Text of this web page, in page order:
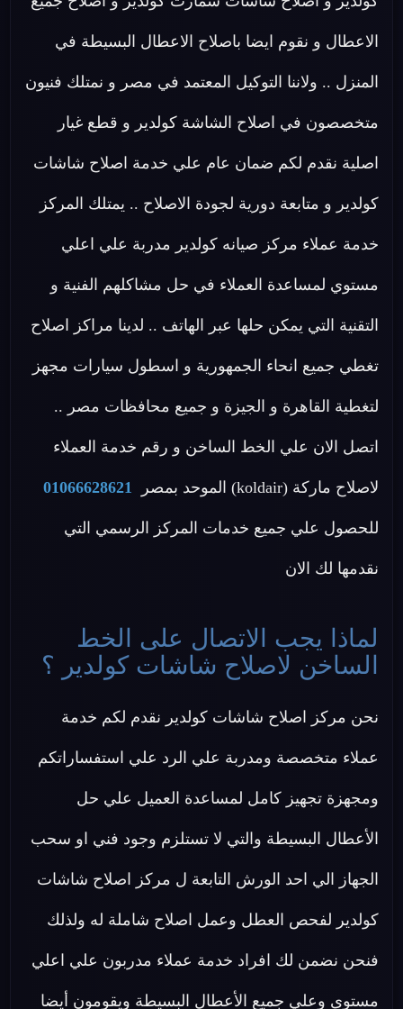
الاعطال و نقوم ايضا باصلاح الاعطال البسيطة في
المنزل .. ولاننا التوكيل المعتمد في مصر و نمتلك فنيون
متخصصون في اصلاح الشاشة كولدير و قطع غيار
اصلية نقدم لكم ضمان عام علي خدمة اصلاح شاشات
كولدير و متابعة دورية لجودة الاصلاح .. يمتلك المركز
خدمة عملاء مركز صيانه كولدير مدربة علي اعلي
مستوي لمساعدة العملاء في حل مشاكلهم الفنية و
التقنية التي يمكن حلها عبر الهاتف .. لدينا مراكز اصلاح
تغطي جميع انحاء الجمهورية و اسطول سيارات مجهز
لتغطية القاهرة و الجيزة و جميع محافظات مصر ..
اتصل الان علي الخط الساخن و رقم خدمة العملاء
لاصلاح ماركة (koldair) الموحد بمصر 01066628621
للحصول علي جميع خدمات المركز الرسمي التي
نقدمها لك الان
لماذا يجب الاتصال على الخط
الساخن لاصلاح شاشات كولدير ؟
نحن مركز اصلاح شاشات كولدير نقدم لكم خدمة
عملاء متخصصة ومدربة علي الرد علي استفساراتكم
ومجهزة تجهيز كامل لمساعدة العميل علي حل
الأعطال البسيطة والتي لا تستلزم وجود فني او سحب
الجهاز الي احد الورش التابعة ل مركز اصلاح شاشات
كولدير لفحص العطل وعمل اصلاح شاملة له ولذلك
فنحن نضمن لك افراد خدمة عملاء مدربون علي اعلي
مستوى وعلي جميع الأعطال البسيطة ويقومون أيضا